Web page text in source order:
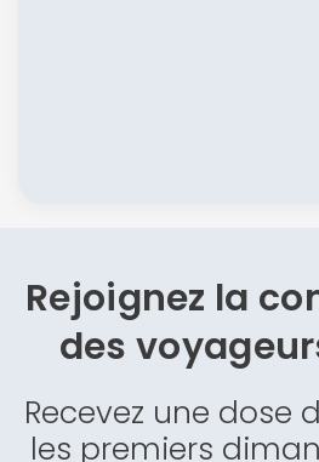
Rejoignez la
des
Recevez une dose
les premiers